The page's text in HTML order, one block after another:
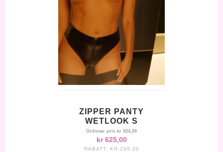
ZIPPER PANTY
WETLOOK S
Ordinær pris kr 924,00
kr 625,00
RABATT: KR-299,00